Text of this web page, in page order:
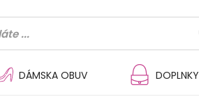
DÁMSKA OBUV DOPLNKY